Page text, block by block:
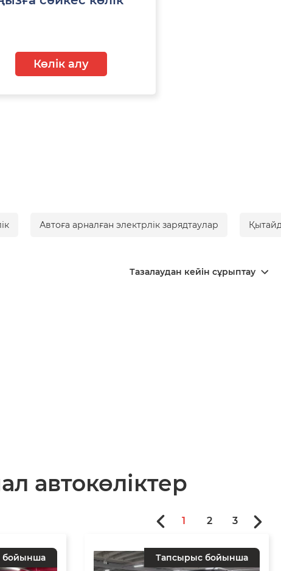
Көлік алу
Автоға арналған электрлік зарядтаулар
Тазалаудан кейін сұрыптау
автокөліктер
бойынша Тапсырыс бойынша
1 2 3